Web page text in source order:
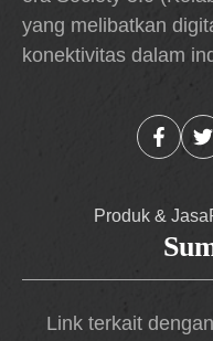
yang melibatkan
konektivitas dalam
Produk & Jasa
Link terkait